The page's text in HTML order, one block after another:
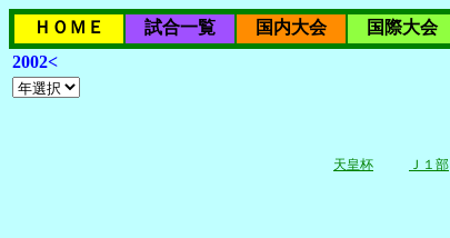
ＨＯＭＥ 試合一覧 国内大会 国際大会
2002<
天皇杯 Ｊ１部